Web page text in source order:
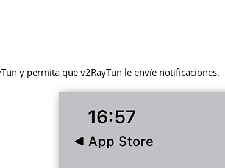
y permita que v2RayTun le envíe notificaciones.